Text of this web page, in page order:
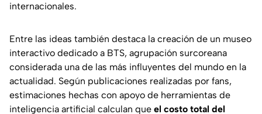
internacionales.
Entre las ideas también destaca la creación de un museo
interactivo dedicado a BTS, agrupación surcoreana
considerada una de las más influyentes del mundo en la
actualidad. Según publicaciones realizadas por fans,
estimaciones hechas con apoyo de herramientas de
inteligencia artificial calculan que el costo total del